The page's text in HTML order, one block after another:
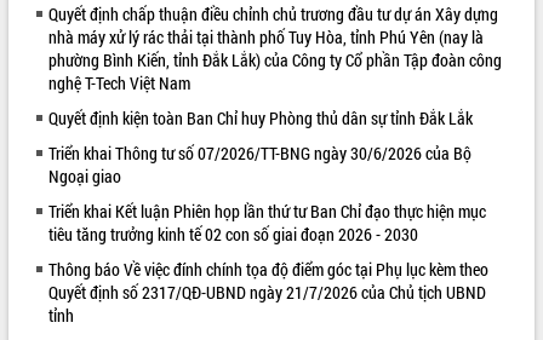
Trailer Lễ hội Sầu riêng Đắk Lắk năm
2026
Khám bệnh, cấp phát thuốc miễn phí
và tặng quà người dân xã Cư Pui
Hội nghị UBND tỉnh Đắk Lắk thường kỳ
tháng 7/2026
Lễ truy tặng danh hiệu “Bà Mẹ Việt
Nam Anh hùng” và trao Huân chương
Lao động
UBND tỉnh Đắk Lắk triển khai nhiệm
Quyết định chấp thuận điều chỉnh chủ trương đầu tư dự án Xây dựng
nhà máy xử lý rác thải tại thành phố Tuy Hòa, tỉnh Phú Yên (nay là
phường Bình Kiến, tỉnh Đắk Lắk) của Công ty Cổ phần Tập đoàn công
nghệ T-Tech Việt Nam
Quyết định kiện toàn Ban Chỉ huy Phòng thủ dân sự tỉnh Đắk Lắk
Triển khai Thông tư số 07/2026/TT-BNG ngày 30/6/2026 của Bộ
Ngoại giao
Triển khai Kết luận Phiên họp lần thứ tư Ban Chỉ đạo thực hiện mục
tiêu tăng trưởng kinh tế 02 con số giai đoạn 2026 - 2030
Thông báo Về việc đính chính tọa độ điểm góc tại Phụ lục kèm theo
Quyết định số 2317/QĐ-UBND ngày 21/7/2026 của Chủ tịch UBND
tỉnh